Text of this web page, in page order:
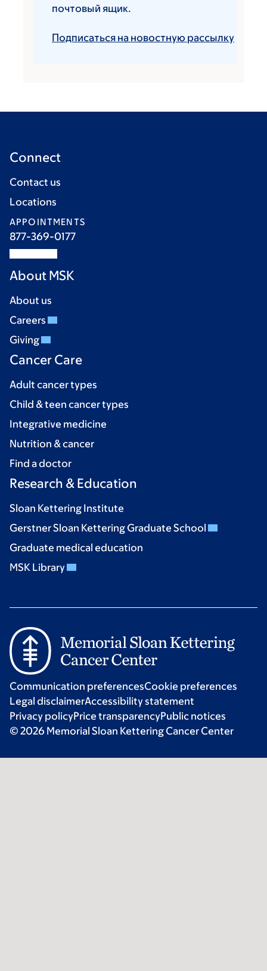
почтовый ящик.
Подписаться на новостную рассылку
Connect
Contact us
Locations
APPOINTMENTS
877-369-0177
About MSK
About us
Careers
Giving
Cancer Care
Adult cancer types
Child & teen cancer types
Integrative medicine
Nutrition & cancer
Find a doctor
Research & Education
Sloan Kettering Institute
Gerstner Sloan Kettering Graduate School
Graduate medical education
MSK Library
Communication preferencesCookie preferences
Legal disclaimerAccessibility statement
Privacy policyPrice transparencyPublic notices
© 2026 Memorial Sloan Kettering Cancer Center